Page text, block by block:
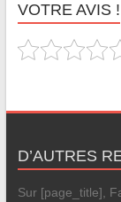
VOTRE AVIS !
D’AUTRES
Sur [page_title],